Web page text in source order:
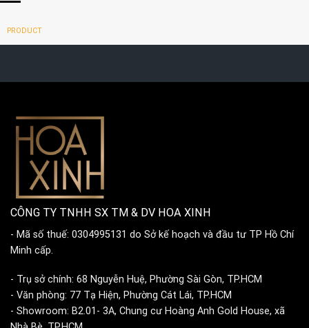
PRODUCT
CÔNG TY TNHH SX TM & DV HOA XINH
- Mã số thuế: 0304995131 do Sở kế hoạch và đầu tư TP Hồ Chí
Minh cấp.
- Trụ sở chính: 68 Nguyễn Huệ, Phường Sài Gòn, TP.HCM
- Văn phòng: 77 Tạ Hiện, Phường Cát Lái, TP.HCM
- Showroom: B2.01- 3A, Chung cư Hoàng Anh Gold House, xã